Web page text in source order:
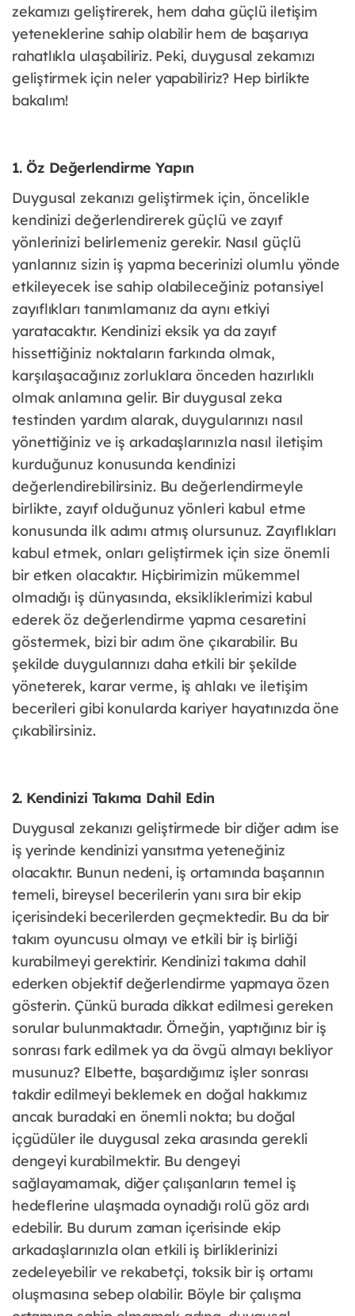
zekamızı geliştirerek, hem daha güçlü iletişim
yeteneklerine sahip olabilir hem de başarıya
rahatlıkla ulaşabiliriz. Peki, duygusal zekamızı
geliştirmek için neler yapabiliriz? Hep birlikte
bakalım!
1. Öz Değerlendirme Yapın
Duygusal zekanızı geliştirmek için, öncelikle
kendinizi değerlendirerek güçlü ve zayıf
yönlerinizi belirlemeniz gerekir. Nasıl güçlü
yanlarınız sizin iş yapma becerinizi olumlu yönde
etkileyecek ise sahip olabileceğiniz potansiyel
zayıflıkları tanımlamanız da aynı etkiyi
yaratacaktır. Kendinizi eksik ya da zayıf
hissettiğiniz noktaların farkında olmak,
karşılaşacağınız zorluklara önceden hazırlıklı
olmak anlamına gelir. Bir duygusal zeka
testinden yardım alarak, duygularınızı nasıl
yönettiğiniz ve iş arkadaşlarınızla nasıl iletişim
kurduğunuz konusunda kendinizi
değerlendirebilirsiniz. Bu değerlendirmeyle
birlikte, zayıf olduğunuz yönleri kabul etme
konusunda ilk adımı atmış olursunuz. Zayıflıkları
kabul etmek, onları geliştirmek için size önemli
bir etken olacaktır. Hiçbirimizin mükemmel
olmadığı iş dünyasında, eksikliklerimizi kabul
ederek öz değerlendirme yapma cesaretini
göstermek, bizi bir adım öne çıkarabilir. Bu
şekilde duygularınızı daha etkili bir şekilde
yöneterek, karar verme, iş ahlakı ve iletişim
becerileri gibi konularda kariyer hayatınızda öne
çıkabilirsiniz.
2. Kendinizi Takıma Dahil Edin
Duygusal zekanızı geliştirmede bir diğer adım ise
iş yerinde kendinizi yansıtma yeteneğiniz
olacaktır. Bunun nedeni, iş ortamında başarının
temeli, bireysel becerilerin yanı sıra bir ekip
içerisindeki becerilerden geçmektedir. Bu da bir
takım oyuncusu olmayı ve etkili bir iş birliği
kurabilmeyi gerektirir. Kendinizi takıma dahil
ederken objektif değerlendirme yapmaya özen
gösterin. Çünkü burada dikkat edilmesi gereken
sorular bulunmaktadır. Örneğin, yaptığınız bir iş
sonrası fark edilmek ya da övgü almayı bekliyor
musunuz? Elbette, başardığımız işler sonrası
takdir edilmeyi beklemek en doğal hakkımız
ancak buradaki en önemli nokta; bu doğal
içgüdüler ile duygusal zeka arasında gerekli
dengeyi kurabilmektir. Bu dengeyi
sağlayamamak, diğer çalışanların temel iş
hedeflerine ulaşmada oynadığı rolü göz ardı
edebilir. Bu durum zaman içerisinde ekip
arkadaşlarınızla olan etkili iş birliklerinizi
zedeleyebilir ve rekabetçi, toksik bir iş ortamı
oluşmasına sebep olabilir. Böyle bir çalışma